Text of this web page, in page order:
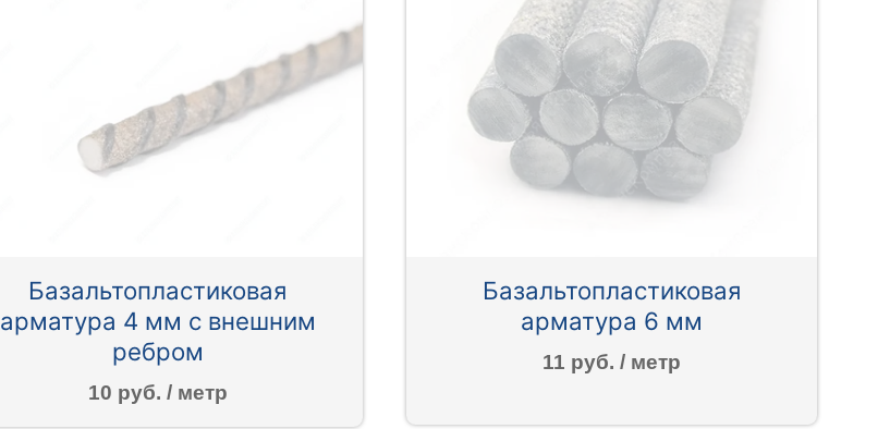
Базальтопластиковая
арматура 4 мм с внешним
ребром
10 руб. / метр
Базальтопластиковая
арматура 6 мм
11 руб. / метр